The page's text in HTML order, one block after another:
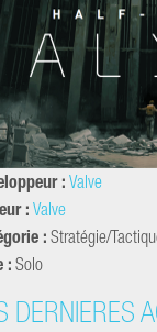
: Valve
: Valve
: Stratégie/
: Solo
DERNIÈRES